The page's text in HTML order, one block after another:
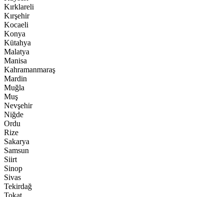
Kırklareli
Kırşehir
Kocaeli
Konya
Kütahya
Malatya
Manisa
Kahramanmaraş
Mardin
Muğla
Muş
Nevşehir
Niğde
Ordu
Rize
Sakarya
Samsun
Siirt
Sinop
Sivas
Tekirdağ
Tokat